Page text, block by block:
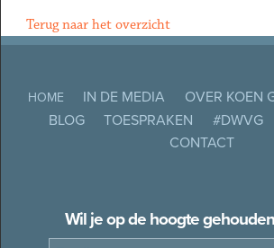
Terug naar het overzicht
HOME IN DE MEDIA OVER KOEN
BLOG
TOESPRAKEN #DWVG
CONTACT
Wil je op de hoogte